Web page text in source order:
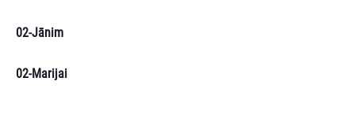
02-Jānim
02-Marijai